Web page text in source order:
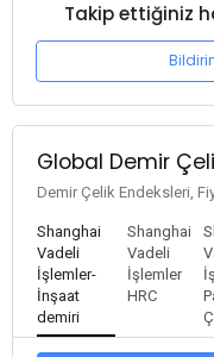
Takip ettiğiniz
Global Demir
Demir Çelik Endeksleri,
Shanghai
Vadeli
İşlemler-
İnşaat
demiri
Shanghai
Vadeli
İşlemler
HRC